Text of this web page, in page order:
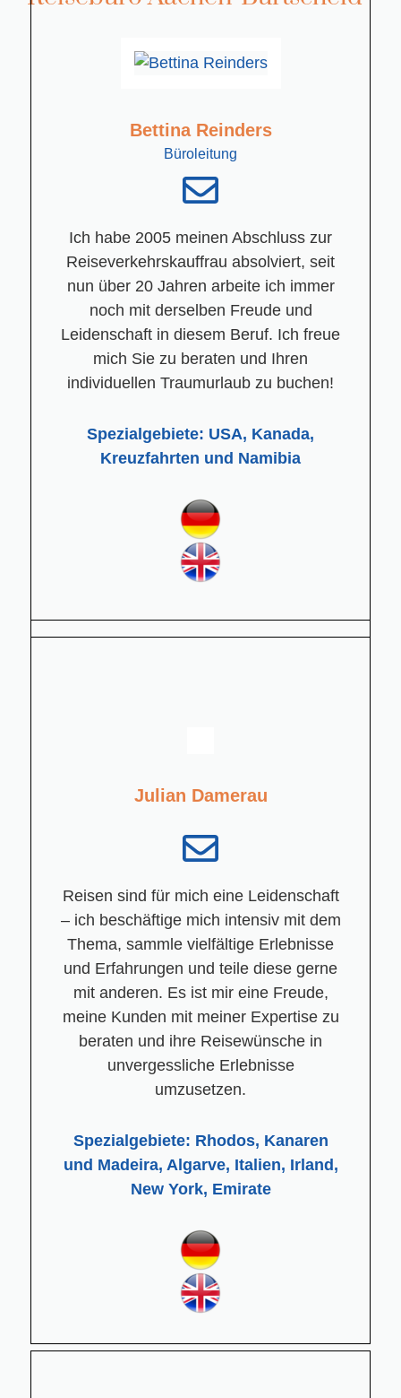
Bettina Reinders
Büroleitung
Ich habe 2005 meinen Abschluss zur
Reiseverkehrskauffrau absolviert, seit
nun über 20 Jahren arbeite ich immer
noch mit derselben Freude und
Leidenschaft in diesem Beruf. Ich freue
mich Sie zu beraten und Ihren
individuellen Traumurlaub zu buchen!
Spezialgebiete: USA, Kanada,
Kreuzfahrten und Namibia
Julian Damerau
Reisen sind für mich eine Leidenschaft
– ich beschäftige mich intensiv mit dem
Thema, sammle vielfältige Erlebnisse
und Erfahrungen und teile diese gerne
mit anderen. Es ist mir eine Freude,
meine Kunden mit meiner Expertise zu
beraten und ihre Reisewünsche in
unvergessliche Erlebnisse
umzusetzen.
Spezialgebiete: Rhodos, Kanaren
und Madeira, Algarve, Italien, Irland,
New York, Emirate